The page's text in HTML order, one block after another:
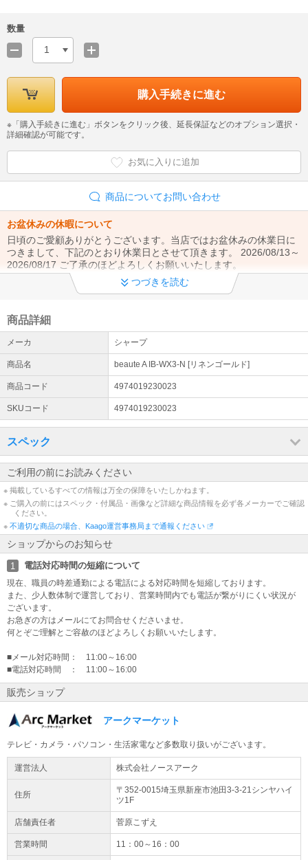
数量
1
購入手続きに進む
※「購入手続きに進む」ボタンをクリック後、延長保証などのオプション選択・
詳細確認が可能です。
お気に入りに追加
商品についてお問い合わせ
お盆休みの休暇について
日頃のご愛顧ありがとうございます。当店ではお盆休みの休業日に
つきまして、下記のとおり休業日とさせて頂きます。 2026/08/13～
2026/08/17 ご了承のほどよろしくお願いいたします。
テレビの壁掛け設置につきまして
のでご注意のほどよろしくお願いいたします。
発送後のキャンセル
・商品出荷後のキャンセルはお断りさせていただきます。 ・商品出
荷後のキャンセル・受け取り拒否をされた場合は配送会社の規定往
復配送料を請求させていただきます。
お客様ご都合によるキャンセルの場合
・商品発送後、お客様のご都合での「返品・交換」は承ることがで
きません。あらかじめご了承下さい。 ・商品到着後のお客様のご都
合による「返品・交換」は原則承っておりません。
延長保証について①
当店の商品に対する延長保証対象外のメーカーに関しまして下記と
なっておりますので何卒宜しくお願い致します。 対象外メーカー：
ANKER、Apple、Jackery、iRobot
延長保証について②
その他の延長保証対象商品につきましては、「購入手続きに進む」
をクリックして頂いたのちオプションCをご確認いただければ幸い
です。
つづきを読む
商品詳細
メーカ シャープ
商品名 beaute A IB-WX3-N [リネンゴールド]
商品コード 4974019230023
SKUコード 4974019230023
スペック
ご利用の前にお読みください
※ 掲載しているすべての情報は万全の保障をいたしかねます。
※ ご購入の前にはスペック・付属品・画像など詳細な商品情報を必ず各メーカーでご確認
ください。
※ 不適切な商品の場合、Kaago運営事務局まで通報ください
ショップからのお知らせ
1 電話対応時間の短縮について
現在、職員の時差通勤による電話による対応時間を短縮しております。
また、少人数体制で運営しており、営業時間内でも電話が繋がりにくい状況が
ございます。
お急ぎの方はメールにてお問合せくださいませ。
何とぞご理解とご容赦のほどよろしくお願いいたします。
■メール対応時間： 11:00～16:00
■電話対応時間 ： 11:00～16:00
販売ショップ
アークマーケット
テレビ・カメラ・パソコン・生活家電など多数取り扱いがございます。
運営法人 株式会社ノースアーク
住所 〒352-0015埼玉県新座市池田3-3-21 シンヤハイ
ツ1F
店舗責任者 菅原こずえ
営業時間 11：00～16：00